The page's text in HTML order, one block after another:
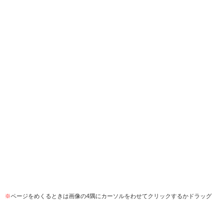
※ページをめくるときは画像の4隅にカーソルをわせてクリックするかドラッグ